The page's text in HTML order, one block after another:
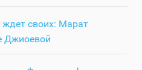
своих: Марат
Джиоевой